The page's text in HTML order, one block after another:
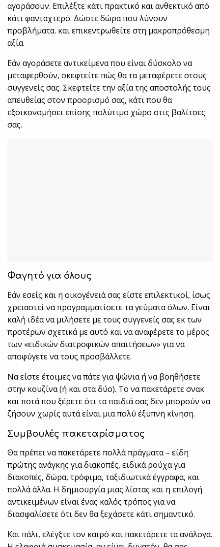
αγοράσουν. Επιλέξτε κάτι πρακτικό και ανθεκτικό από
κάτι φανταχτερό. Δώστε δώρα που λύνουν
προβλήματα. και επικεντρωθείτε στη μακροπρόθεσμη
αξία.
Εάν αγοράσετε αντικείμενα που είναι δύσκολο να
μεταφερθούν, σκεφτείτε πώς θα τα μεταφέρετε στους
συγγενείς σας. Σκεφτείτε την αξία της αποστολής τους
απευθείας στον προορισμό σας, κάτι που θα
εξοικονομήσει επίσης πολύτιμο χώρο στις βαλίτσες
σας.
Φαγητό για όλους
Εάν εσείς και η οικογένειά σας είστε επιλεκτικοί, ίσως
χρειαστεί να προγραμματίσετε τα γεύματα όλων. Είναι
καλή ιδέα να μιλήσετε με τους συγγενείς σας εκ των
προτέρων σχετικά με αυτό και να αναφέρετε το μέρος
των «ειδικών διατροφικών απαιτήσεων» για να
αποφύγετε να τους προσβάλλετε.
Να είστε έτοιμες να πάτε για ψώνια ή να βοηθήσετε
στην κουζίνα (ή και στα δύο). Το να πακετάρετε σνακ
και ποτά που ξέρετε ότι τα παιδιά σας δεν μπορούν να
ζήσουν χωρίς αυτά είναι μια πολύ έξυπνη κίνηση.
Συμβουλές πακεταρίσματος
Θα πρέπει να πακετάρετε πολλά πράγματα – είδη
πρώτης ανάγκης για διακοπές, ειδικά ρούχα για
διακοπές, δώρα, τρόφιμα, ταξιδιωτικά έγγραφα, και
πολλά άλλα. Η δημιουργία μιας λίστας και η επιλογή
αντικειμένων είναι ένας καλός τρόπος για να
διασφαλίσετε ότι δεν θα ξεχάσετε κάτι σημαντικό.
Και πάλι, ελέγξτε τον καιρό και πακετάρετε τα ανάλογα.